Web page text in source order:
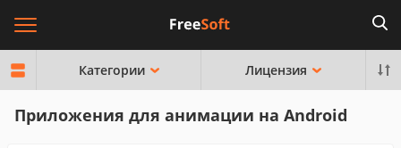
Категории Лицензия
Приложения для анимации на Android